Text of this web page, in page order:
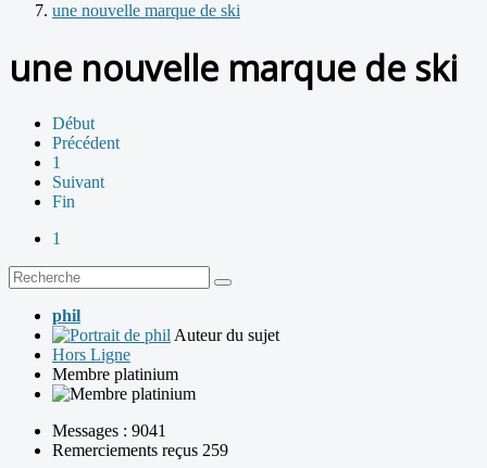
une nouvelle marque de ski
une nouvelle marque de ski
Début
Précédent
1
Suivant
Fin
1
phil
Auteur du sujet
Hors Ligne
Membre platinium
Messages : 9041
Remerciements reçus 259